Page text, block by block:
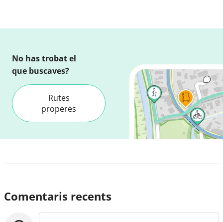
No has trobat el
que buscaves?
Rutes
properes
Comentaris recents